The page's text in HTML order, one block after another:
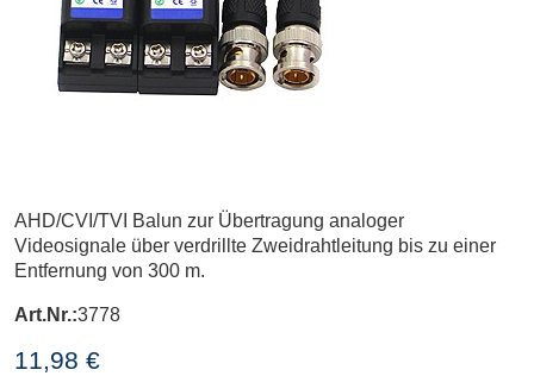
AHD/CVI/TVI Balun zur Übertragung analoger
Videosignale über verdrillte Zweidrahtleitung bis zu einer
Entfernung von 300 m.
Art.Nr.:3778
11,98 €